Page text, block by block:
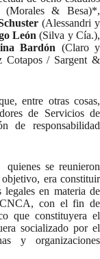
(Morales & Besa)*,
(Alessandri y
León (Silva y Cía.),
Bardón (Claro y
/ Sargent &
entre otras cosas,
de Servicios de
de responsabilidad
se reunieron
era constituir
legales en materia de
CNCA, con el fin de
que constituyera el
socializado por el
y organizaciones